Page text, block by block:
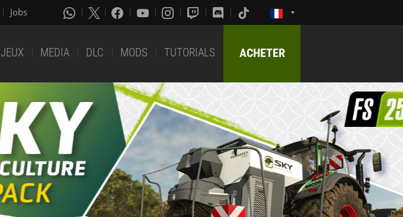
Jobs
JEUX MEDIA DLC MODS TUTORIALS ACHETER